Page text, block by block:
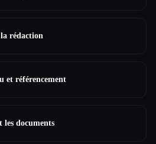
rédaction
et référencement
les documents